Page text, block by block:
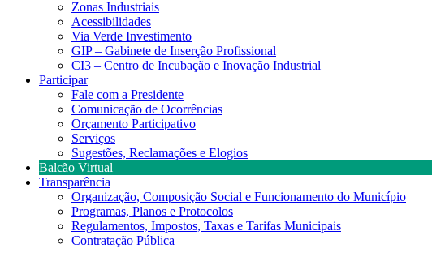
Zonas Industriais
Acessibilidades
Via Verde Investimento
GIP – Gabinete de Inserção Profissional
CI3 – Centro de Incubação e Inovação Industrial
Participar
Fale com a Presidente
Comunicação de Ocorrências
Orçamento Participativo
Serviços
Sugestões, Reclamações e Elogios
Balcão Virtual
Transparência
Organização, Composição Social e Funcionamento do Município
Programas, Planos e Protocolos
Regulamentos, Impostos, Taxas e Tarifas Municipais
Contratação Pública